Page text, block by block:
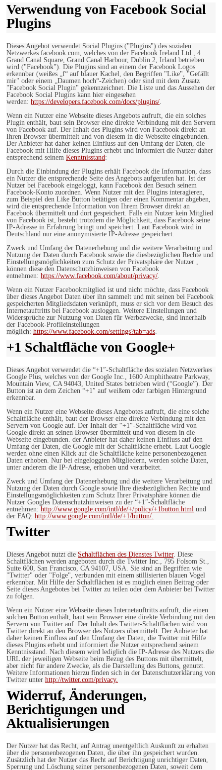
Verwendung von Facebook Social
Plugins
Dieses Angebot verwendet Social Plugins ("Plugins") des sozialen
Netzwerkes facebook.com, welches von der Facebook Ireland Ltd., 4
Grand Canal Square, Grand Canal Harbour, Dublin 2, Irland betrieben
wird ("Facebook"). Die Plugins sind an einem der Facebook Logos
erkennbar (weißes „f“ auf blauer Kachel, den Begriffen "Like", "Gefällt
mir" oder einem „Daumen hoch“-Zeichen) oder sind mit dem Zusatz
"Facebook Social Plugin" gekennzeichnet. Die Liste und das Aussehen der
Facebook Social Plugins kann hier eingesehen
werden: https://developers.facebook.com/docs/plugins/.
Wenn ein Nutzer eine Webseite dieses Angebots aufruft, die ein solches
Plugin enthält, baut sein Browser eine direkte Verbindung mit den Servern
von Facebook auf. Der Inhalt des Plugins wird von Facebook direkt an
Ihren Browser übermittelt und von diesem in die Webseite eingebunden.
Der Anbieter hat daher keinen Einfluss auf den Umfang der Daten, die
Facebook mit Hilfe dieses Plugins erhebt und informiert die Nutzer daher
entsprechend seinem Kenntnisstand:
Durch die Einbindung der Plugins erhält Facebook die Information, dass
ein Nutzer die entsprechende Seite des Angebots aufgerufen hat. Ist der
Nutzer bei Facebook eingeloggt, kann Facebook den Besuch seinem
Facebook-Konto zuordnen. Wenn Nutzer mit den Plugins interagieren,
zum Beispiel den Like Button betätigen oder einen Kommentar abgeben,
wird die entsprechende Information von Ihrem Browser direkt an
Facebook übermittelt und dort gespeichert. Falls ein Nutzer kein Mitglied
von Facebook ist, besteht trotzdem die Möglichkeit, dass Facebook seine
IP-Adresse in Erfahrung bringt und speichert. Laut Facebook wird in
Deutschland nur eine anonymisierte IP-Adresse gespeichert.
Zweck und Umfang der Datenerhebung und die weitere Verarbeitung und
Nutzung der Daten durch Facebook sowie die diesbezüglichen Rechte und
Einstellungsmöglichkeiten zum Schutz der Privatsphäre der Nutzer ,
können diese den Datenschutzhinweisen von Facebook
entnehmen: https://www.facebook.com/about/privacy/.
Wenn ein Nutzer Facebookmitglied ist und nicht möchte, dass Facebook
über dieses Angebot Daten über ihn sammelt und mit seinen bei Facebook
gespeicherten Mitgliedsdaten verknüpft, muss er sich vor dem Besuch des
Internetauftritts bei Facebook ausloggen. Weitere Einstellungen und
Widersprüche zur Nutzung von Daten für Werbezwecke, sind innerhalb
der Facebook-Profileinstellungen
möglich: https://www.facebook.com/settings?tab=ads.
+1 Schaltfläche von Google+
Dieses Angebot verwendet die “+1″-Schaltfläche des sozialen Netzwerkes
Google Plus, welches von der Google Inc., 1600 Amphitheatre Parkway,
Mountain View, CA 94043, United States betrieben wird (“Google”). Der
Button ist an dem Zeichen “+1″ auf weißem oder farbigen Hintergrund
erkennbar.
Wenn ein Nutzer eine Webseite dieses Angebotes aufruft, die eine solche
Schaltfläche enthält, baut der Browser eine direkte Verbindung mit den
Servern von Google auf. Der Inhalt der “+1″-Schaltfläche wird von
Google direkt an seinen Browser übermittelt und von diesem in die
Webseite eingebunden. der Anbieter hat daher keinen Einfluss auf den
Umfang der Daten, die Google mit der Schaltfläche erhebt. Laut Google
werden ohne einen Klick auf die Schaltfläche keine personenbezogenen
Daten erhoben. Nur bei eingeloggten Mitgliedern, werden solche Daten,
unter anderem die IP-Adresse, erhoben und verarbeitet.
Zweck und Umfang der Datenerhebung und die weitere Verarbeitung und
Nutzung der Daten durch Google sowie Ihre diesbezüglichen Rechte und
Einstellungsmöglichkeiten zum Schutz Ihrer Privatsphäre können die
Nutzer Googles Datenschutzhinweisen zu der “+1″-Schaltfläche
entnehmen: http://www.google.com/intl/de/+/policy/+1button.html und
der FAQ: http://www.google.com/intl/de/+1/button/.
Twitter
Dieses Angebot nutzt die Schaltflächen des Dienstes Twitter. Diese
Schaltflächen werden angeboten durch die Twitter Inc., 795 Folsom St.,
Suite 600, San Francisco, CA 94107, USA. Sie sind an Begriffen wie
"Twitter" oder "Folge", verbunden mit einem stillisierten blauen Vogel
erkennbar. Mit Hilfe der Schaltflächen ist es möglich einen Beitrag oder
Seite dieses Angebotes bei Twitter zu teilen oder dem Anbieter bei Twitter
zu folgen.
Wenn ein Nutzer eine Webseite dieses Internetauftritts aufruft, die einen
solchen Button enthält, baut sein Browser eine direkte Verbindung mit den
Servern von Twitter auf. Der Inhalt des Twitter-Schaltflächen wird von
Twitter direkt an den Browser des Nutzers übermittelt. Der Anbieter hat
daher keinen Einfluss auf den Umfang der Daten, die Twitter mit Hilfe
dieses Plugins erhebt und informiert die Nutzer entsprechend seinem
Kenntnisstand. Nach diesem wird lediglich die IP-Adresse des Nutzers die
URL der jeweiligen Webseite beim Bezug des Buttons mit übermittelt,
aber nicht für andere Zwecke, als die Darstellung des Buttons, genutzt.
Weitere Informationen hierzu finden sich in der Datenschutzerklärung von
Twitter unter http://twitter.com/privacy.
Widerruf, Änderungen,
Berichtigungen und
Aktualisierungen
Der Nutzer hat das Recht, auf Antrag unentgeltlich Auskunft zu erhalten
über die personenbezogenen Daten, die über ihn gespeichert wurden.
Zusätzlich hat der Nutzer das Recht auf Berichtigung unrichtiger Daten,
Sperrung und Löschung seiner personenbezogenen Daten, soweit dem